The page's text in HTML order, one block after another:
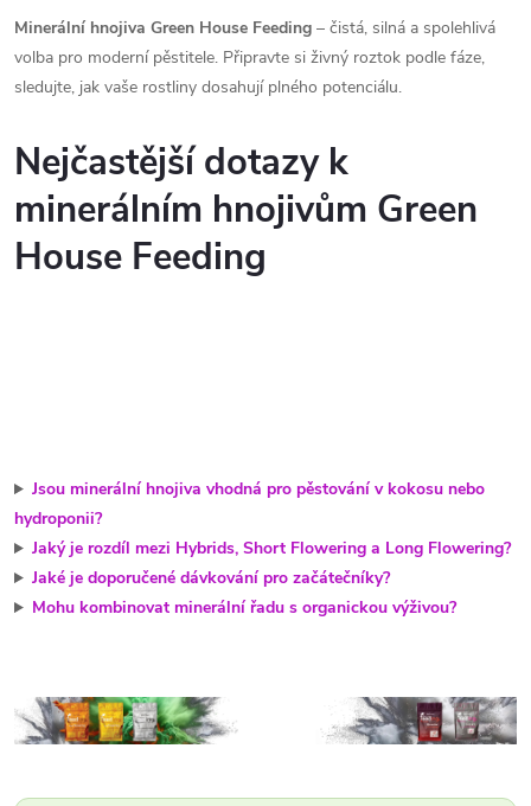
Minerální hnojiva Green House Feeding – čistá, silná a spolehlivá
volba pro moderní pěstitele. Připravte si živný roztok podle fáze,
sledujte, jak vaše rostliny dosahují plného potenciálu.
Nejčastější dotazy k
minerálním hnojivům Green
House Feeding
Jsou minerální hnojiva vhodná pro pěstování v kokosu nebo
hydroponii?
Jaký je rozdíl mezi Hybrids, Short Flowering a Long Flowering?
Jaké je doporučené dávkování pro začátečníky?
Mohu kombinovat minerální řadu s organickou výživou?